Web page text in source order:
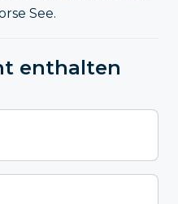
See.
enthalten